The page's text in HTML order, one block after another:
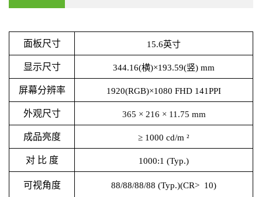
面板尺寸 15.6英寸
显示尺寸 344.16(横)×193.59(竖) mm
屏幕分辨率 1920(RGB)×1080 FHD 141PPI
外观尺寸 365 × 216 × 11.75 mm
成品亮度 ≥ 1000 cd/m ²
对 比 度 1000:1 (Typ.)
可视角度 88/88/88/88 (Typ.)(CR> 10)